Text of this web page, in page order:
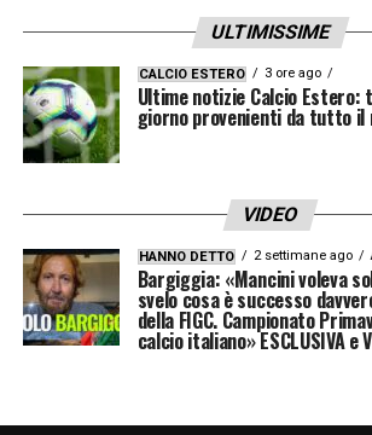
ULTIMISSIME
CALCIO ESTERO 3 ore ago
Ultime notizie Calcio
giorno provenienti da tutto il
VIDEO
HANNO DETTO 2 settimane ago
Bargiggia: «Mancini voleva
svelo cosa è successo
della FIGC. Campionato
calcio italiano» ESCLUSIVA e